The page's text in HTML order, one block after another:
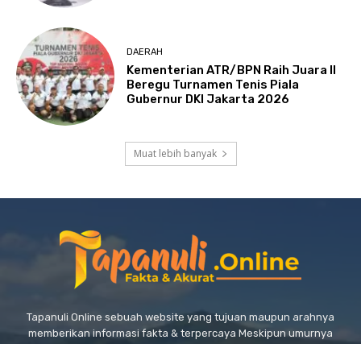
DAERAH
Kementerian ATR/BPN Raih Juara II
Beregu Turnamen Tenis Piala
Gubernur DKI Jakarta 2026
Muat lebih banyak
Tapanuli Online sebuah website yang tujuan maupun arahnya
memberikan informasi fakta & terpercaya Meskipun umurnya